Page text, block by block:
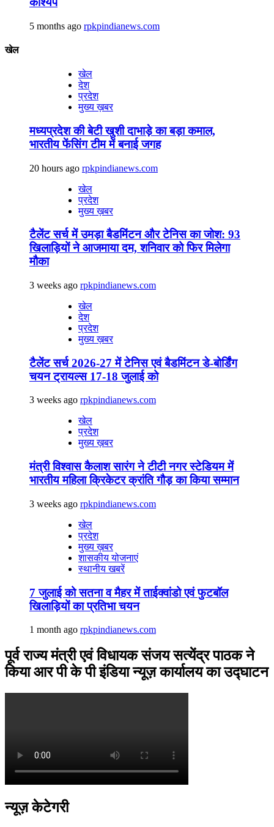
5 months ago rpkpindianews.com
खेल
खेल
देश
प्रदेश
मुख्य ख़बर
मध्यप्रदेश की बेटी खुशी दाभाड़े का बड़ा कमाल,
भारतीय फेंसिंग टीम में बनाई जगह
20 hours ago rpkpindianews.com
खेल
प्रदेश
मुख्य ख़बर
टैलेंट सर्च में उमड़ा बैडमिंटन और टेनिस का जोश: 93
खिलाड़ियों ने आजमाया दम, शनिवार को फिर मिलेगा
मौका
3 weeks ago rpkpindianews.com
खेल
देश
प्रदेश
मुख्य ख़बर
टैलेंट सर्च 2026-27 में टेनिस एवं बैडमिंटन डे-बोर्डिंग
चयन ट्रायल्स 17-18 जुलाई को
3 weeks ago rpkpindianews.com
खेल
प्रदेश
मुख्य ख़बर
मंत्री विश्वास कैलाश सारंग ने टीटी नगर स्टेडियम में
भारतीय महिला क्रिकेटर क्रांति गौड़ का किया सम्मान
3 weeks ago rpkpindianews.com
खेल
प्रदेश
मुख्य ख़बर
शासकीय योजनाएं
स्थानीय खबरें
7 जुलाई को सतना व मैहर में ताईक्वांडो एवं फुटबॉल
खिलाड़ियों का प्रतिभा चयन
1 month ago rpkpindianews.com
पूर्व राज्य मंत्री एवं विधायक संजय सत्येंद्र पाठक ने
किया आर पी के पी इंडिया न्यूज़ कार्यालय का उद्घाटन
न्यूज़ केटेगरी